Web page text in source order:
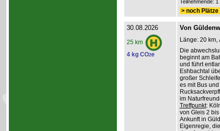
Teilnehmende:
> noch
30.08.2026
25 km
4 kg CO2e
Von
Länge: 20 km,
Die
beginnt am
und führt
Eshbachtal
großer
es mit Bus
im
Treffpunkt:
von Gleis 2
Ankunft in
Eigenregie,